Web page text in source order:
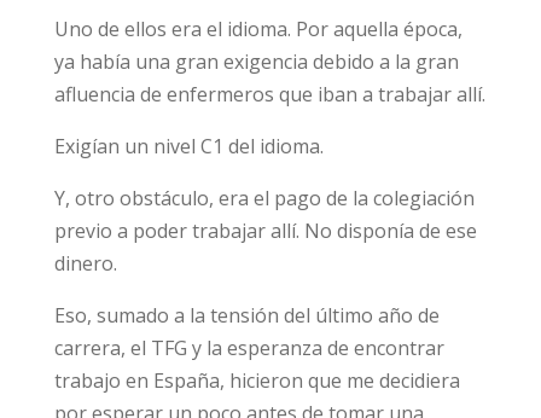
Uno de ellos era el idioma. Por aquella época,
ya había una gran exigencia debido a la gran
afluencia de enfermeros que iban a trabajar allí.
Exigían un nivel C1 del idioma.
Y, otro obstáculo, era el pago de la colegiación
previo a poder trabajar allí. No disponía de ese
dinero.
Eso, sumado a la tensión del último año de
carrera, el TFG y la esperanza de encontrar
trabajo en España, hicieron que me decidiera